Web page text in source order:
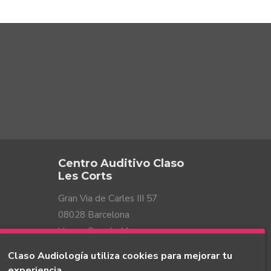
Centro Auditivo Claso
Les Corts
Gran Via de Carles III 57
08028 Barcelona
Ver en Google Maps
Claso Audiología utiliza cookies para mejorar tu